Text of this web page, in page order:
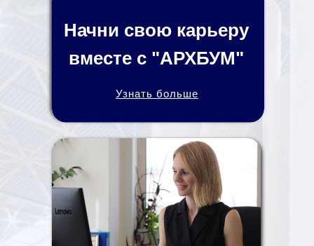
Начни свою карьеру
вместе с "АРХБУМ"
Узнать больше